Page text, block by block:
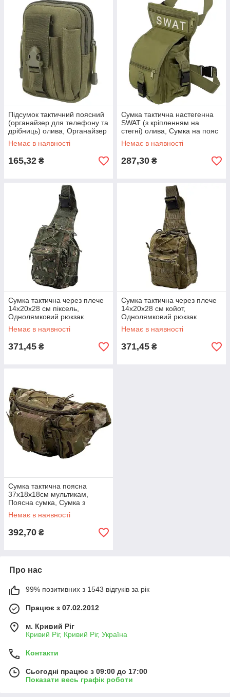
Підсумок тактичний поясний
(органайзер для телефону та
дрібниць) олива, Органайзер
на пояс
Немає в наявності
165,32 ₴
Сумка тактична настегенна
SWAT (з кріпленням на
стегні) олива, Сумка на пояс
тактична
Немає в наявності
287,30 ₴
Сумка тактична через плече
14х20х28 см піксель,
Однолямковий рюкзак
тактичний, Плечова сумка
для туризму
Немає в наявності
371,45 ₴
Сумка тактична через плече
14х20х28 см койот,
Однолямковий рюкзак
тактичний, Плечова сумка
для туризму
Немає в наявності
371,45 ₴
Сумка тактична поясна
37х18х18см мультикам,
Поясна сумка, Сумка з
кишенями на блискавці
Немає в наявності
392,70 ₴
Про нас
99% позитивних з 1543 відгуків за рік
Працює з 07.02.2012
м. Кривий Ріг
Кривий Ріг, Кривий Ріг, Україна
Контакти
Сьогодні працює з 09:00 до 17:00
Показати весь графік роботи